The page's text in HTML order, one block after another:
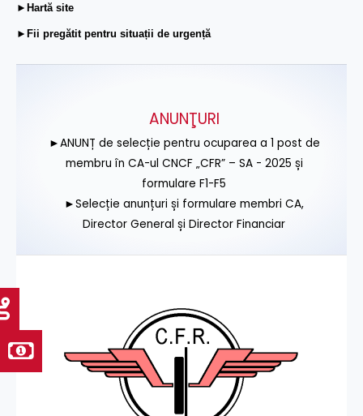
►Hartă site
►Fii pregătit pentru situații de urgență
ANUNŢURI
►ANUNȚ de selecție pentru ocuparea a 1 post de
membru în CA-ul CNCF „CFR” – SA - 2025 și
formulare F1-F5
►Selecție anunțuri și formulare membri CA,
Director General și Director Financiar